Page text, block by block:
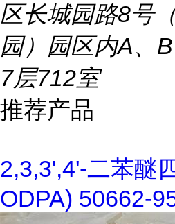
区长城园路8号
园）园区内A、
7层712室
推荐产品
2,3,3',4'-二苯醚
ODPA) 50662-